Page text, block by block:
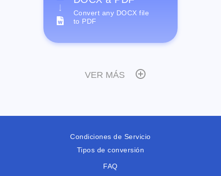
Convert any DOCX file
to PDF
VER MÁS
Condiciones de Servicio
Tipos de conversión
FAQ